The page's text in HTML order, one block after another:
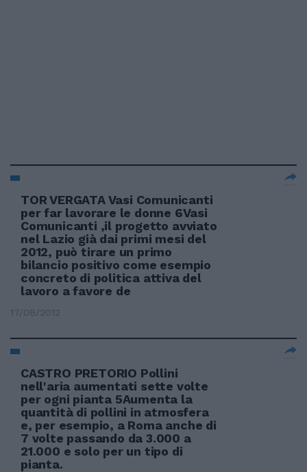
TOR VERGATA Vasi Comunicanti
per far lavorare le donne 6Vasi
Comunicanti ,il progetto avviato
nel Lazio già dai primi mesi del
2012, può tirare un primo
bilancio positivo come esempio
concreto di politica attiva del
lavoro a favore de
17/06/2012
CASTRO PRETORIO Pollini
nell'aria aumentati sette volte
per ogni pianta 5Aumenta la
quantità di pollini in atmosfera
e, per esempio, a Roma anche di
7 volte passando da 3.000 a
21.000 e solo per un tipo di
pianta.